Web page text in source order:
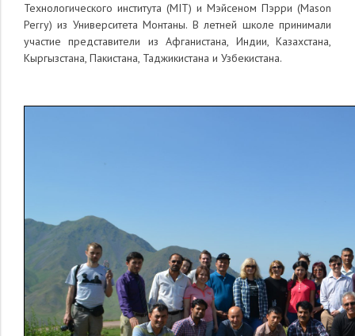
Технологического института (MIT) и Мэйсеном Пэрри (Mason
Perry) из Университета Монтаны. В летней школе принимали
участие представители из Афганистана, Индии, Казахстана,
Кыргызстана, Пакистана, Таджикистана и Узбекистана.